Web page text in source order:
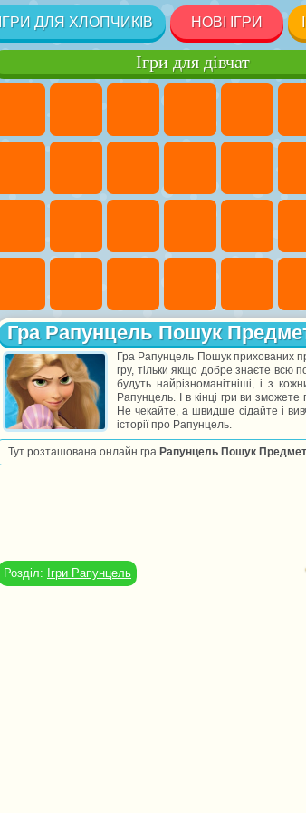
ІГРИ ДЛЯ ХЛОПЧИКІВ НОВІ ІГРИ
Ігри для дівчат
Гра Рапунцель Пошук
Гра Рапунцель Пошук прихованих
гру, тільки якщо добре знаєте всю
будуть найрізноманітніші, і з
Рапунцель. І в кінці гри ви
Не чекайте, а швидше сідайте і
історії про Рапунцель.
Тут розташована онлайн гра Рапунцель Пошук
Розділ: Ігри Рапунцель